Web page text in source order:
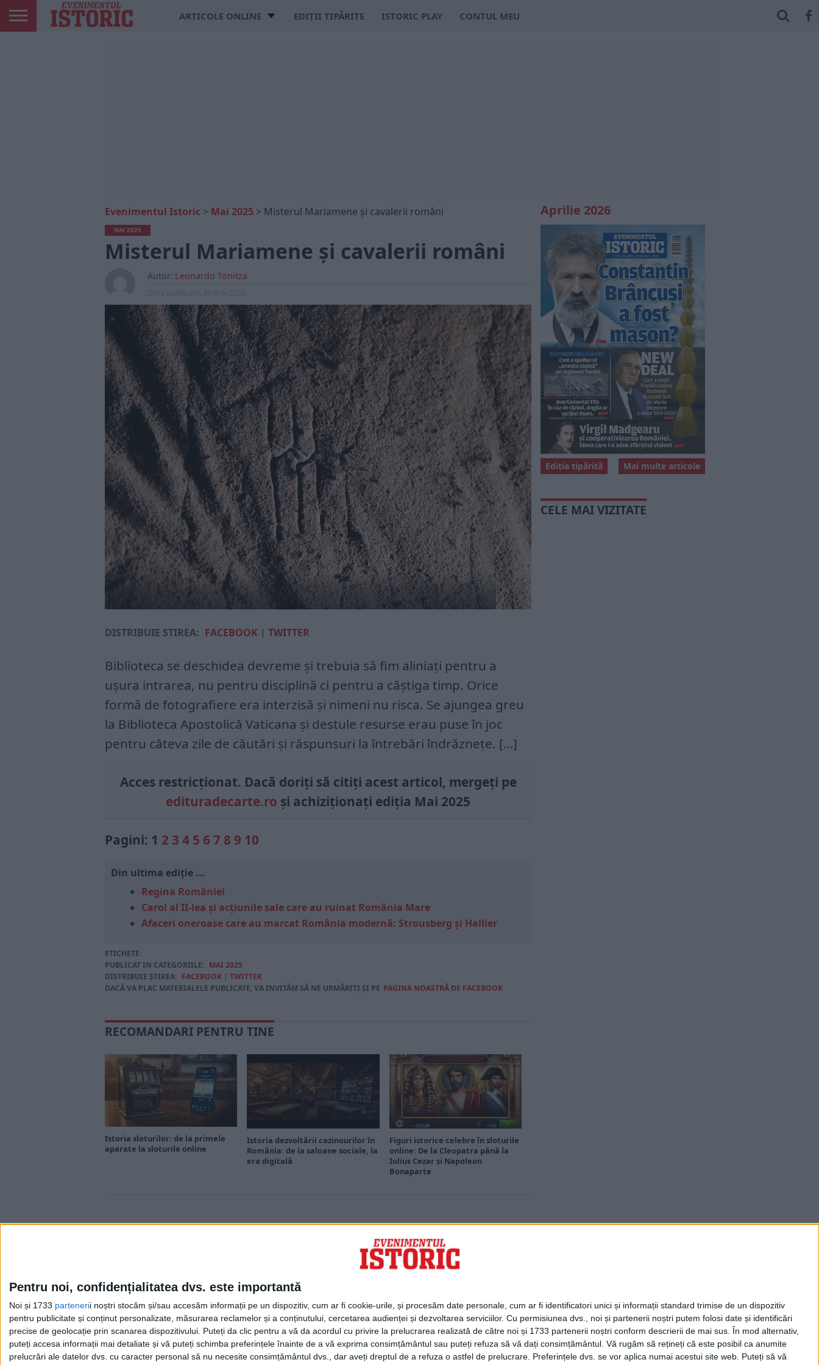
Pentru noi, confidențialitatea dvs. este importantă
Noi și 1733 partenerii noștri stocăm și/sau accesăm informații pe un dispozitiv, cum ar fi cookie-urile, și procesăm date personale, cum ar fi identificatori unici și informații standard trimise de un dispozitiv
pentru publicitate și conținut personalizate, măsurarea reclamelor și a conținutului, cercetarea audienței și dezvoltarea serviciilor. Cu permisiunea dvs., noi și partenerii noștri putem folosi date și identificări
precise de geolocație prin scanarea dispozitivului. Puteți da clic pentru a vă da acordul cu privire la prelucrarea realizată de către noi și 1733 partenerii noștri conform descrierii de mai sus. În mod alternativ,
puteți accesa informații mai detaliate și vă puteți schimba preferințele înainte de a vă exprima consimțământul sau puteți refuza să vă dați consimțământul. Vă rugăm să rețineți că este posibil ca anumite
prelucrări ale datelor dvs. cu caracter personal să nu necesite consimțământul dvs., dar aveți dreptul de a refuza o astfel de prelucrare. Preferințele dvs. se vor aplica numai acestui site web. Puteți să vă
ARTICOLE ONLINE EDIȚII TIPĂRITE ISTORIC PLAY CONTUL MEU
Evenimentul Istoric > Mai 2025 > Misterul Mariamene și cavalerii români
MAI 2025
Misterul Mariamene și cavalerii români
Autor: Leonardo Tonitza
DISTRIBUIE ȘTIREA: FACEBOOK | TWITTER
Biblioteca se deschidea de­vreme și trebuia să fim aliniați pentru a
ușura in­trarea, nu pentru disci­plină ci pentru a câștiga timp. Orice
formă de fotografiere era interzisă și nimeni nu risca. Se ajun­gea greu
la Biblioteca Apostolică Va­ticana și destule resurse erau puse în joc
pentru câteva zile de căutări și răspunsuri la întrebări îndrăznețe. […]
Acces restricționat. Dacă doriți să citiți acest articol, mergeți pe
edituradecarte.ro și achiziționați ediția Mai 2025
Pagini: 1 2 3 4 5 6 7 8 9 10
Din ultima ediție ...
Regina României
Carol al II-lea și acțiunile sale care au ruinat România Mare
Afaceri oneroase care au marcat România modernă: Strousberg și Hallier
ETICHETE:
PUBLICAT IN CATEGORIILE: MAI 2025
DISTRIBUIE ȘTIREA: FACEBOOK | TWITTER
DACĂ VA PLAC MATERIALELE PUBLICATE, VA INVITĂM SĂ NE URMĂRIȚI ȘI PE PAGINA NOASTRĂ DE FACEBOOK
RECOMANDARI PENTRU TINE
Istoria sloturilor: de la primele
aparate la sloturile online
Istoria dezvoltării cazinourilor în
România: de la saloane sociale, la
era digitală
Figuri istorice celebre în sloturile
online: De la Cleopatra până la
Iulius Cezar și Napoleon
Bonaparte
Aprilie 2026
Mai multe articole
Ediția tipărită
CELE MAI VIZITATE
Cea mai mare revistă de istorie din Europa!.
Media KIT
Evenimentul Zilei
Doctorul Zilei
Infofinanciar
Infoactual
Editura de carte
EVZ Comunicate
Capital Comunicate
Animal Zoo